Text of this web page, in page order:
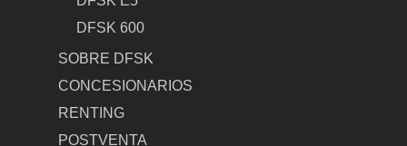
DFSK 600
SOBRE DFSK
CONCESIONARIOS
RENTING
POSTVENTA